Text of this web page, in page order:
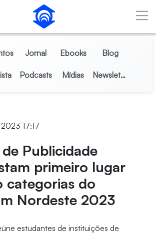
principal
Jornal Ebooks Blog
Podcasts Mídias Newsletter
17:17
Publicidade
primeiro lugar
categorias do
Nordeste 2023
estudantes de instituições de